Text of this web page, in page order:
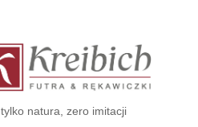
tylko natura, zero imitacji